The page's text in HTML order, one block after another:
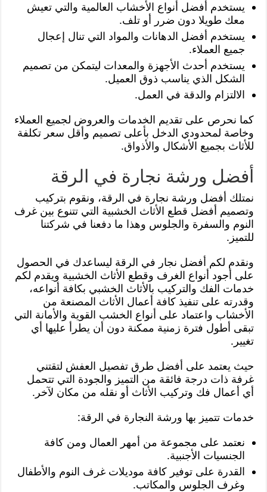
يستخدم أفضل أنواع الأخشاب العالمية والتي تعيش
معك طويلا دون ضرر أو تلف.
يستخدم أفضل الدهانات والمواد التي تنال إعجال
جميع العملاء.
يستخدم أحدث الأجهزة والمعدات ليتمكن من تصميم
الشكل الذي يناسب ذوق العميل.
الالتزام والدقة في العمل.
كما نحرص على تقديم الخدمات والعروض لجميع العملاء
وخاصة لمحدودي الدخل بأعلى تصميم وأقل سعر تكلفة
للأثاث بجميع الأشكال والأذواق.
أفضل ورشة نجارة في الرقة
نمتلك أفضل ورشة نجارة في الرقة، ونقوم بتركيب
وتصميم أفضل قطع الأثاث الخشبية التي تتنوع بين غرف
النوم والسفرة والجلوس وهذا ما دفعنا في شركتنا
للتميز.
ونقدم لكم أفضل نجار في الرقة ليساعدك في الحصول
على أجود أنواع الغرف وقطع الأثاث الخشبية ويقدم لكم
خدمات الفك والتركيب بالأثاث الخشبي بكافة أنواعه،
وقدرته على تنفيذ كافة أعمال الأثاث المصنعة من
الأخشاب واعتماد على أنواع الخشب القوية والأمانة التي
تبقى أطول فترة زمنية ممكنة دون أن يطرأ عليها أي
تغيير.
حيث يعتمد على أفضل طرق تفصيل العفش لتقتني
غرفة ذات درجة فائقة من التميز والجودة التي تتحمل
أي أعمال فك وتركيب الأثاث أو نقله من مكان لآخر.
خدمات تتميز بها ورشة النجارة في الرقة:
نعتمد على مجموعة من أمهر العمال ومن كافة
الجنسيات الأجنبية.
القدرة على توفير كافة موديلات غرف النوم والأطفال
وغرف الجلوس والمكاتب.